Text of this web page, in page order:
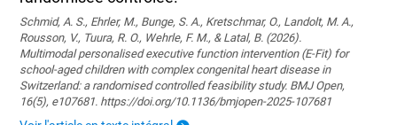
Schmid, A. S., Ehrler, M., Bunge, S. A., Kretschmar, O., Landolt, M. A.,
Rousson, V., Tuura, R. O., Wehrle, F. M., & Latal, B. (2026).
Multimodal personalised executive function intervention (E-Fit) for
school-aged children with complex congenital heart disease in
Switzerland: a randomised controlled feasibility study. BMJ Open,
16(5), e107681. https://doi.org/10.1136/bmjopen-2025-107681